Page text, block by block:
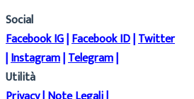
Social
Facebook IG|Facebook ID|Twitter
|Instagram|Telegram|
Utilità